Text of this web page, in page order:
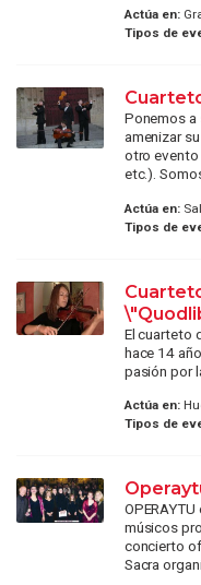
Actúa en:
Tipos de
Ponemos a
amenizar
otro evento
etc.).
Actúa en:
Tipos de
El cuarteto
hace 14
pasión por
Actúa en:
Tipos de
músicos
concierto
Sacra